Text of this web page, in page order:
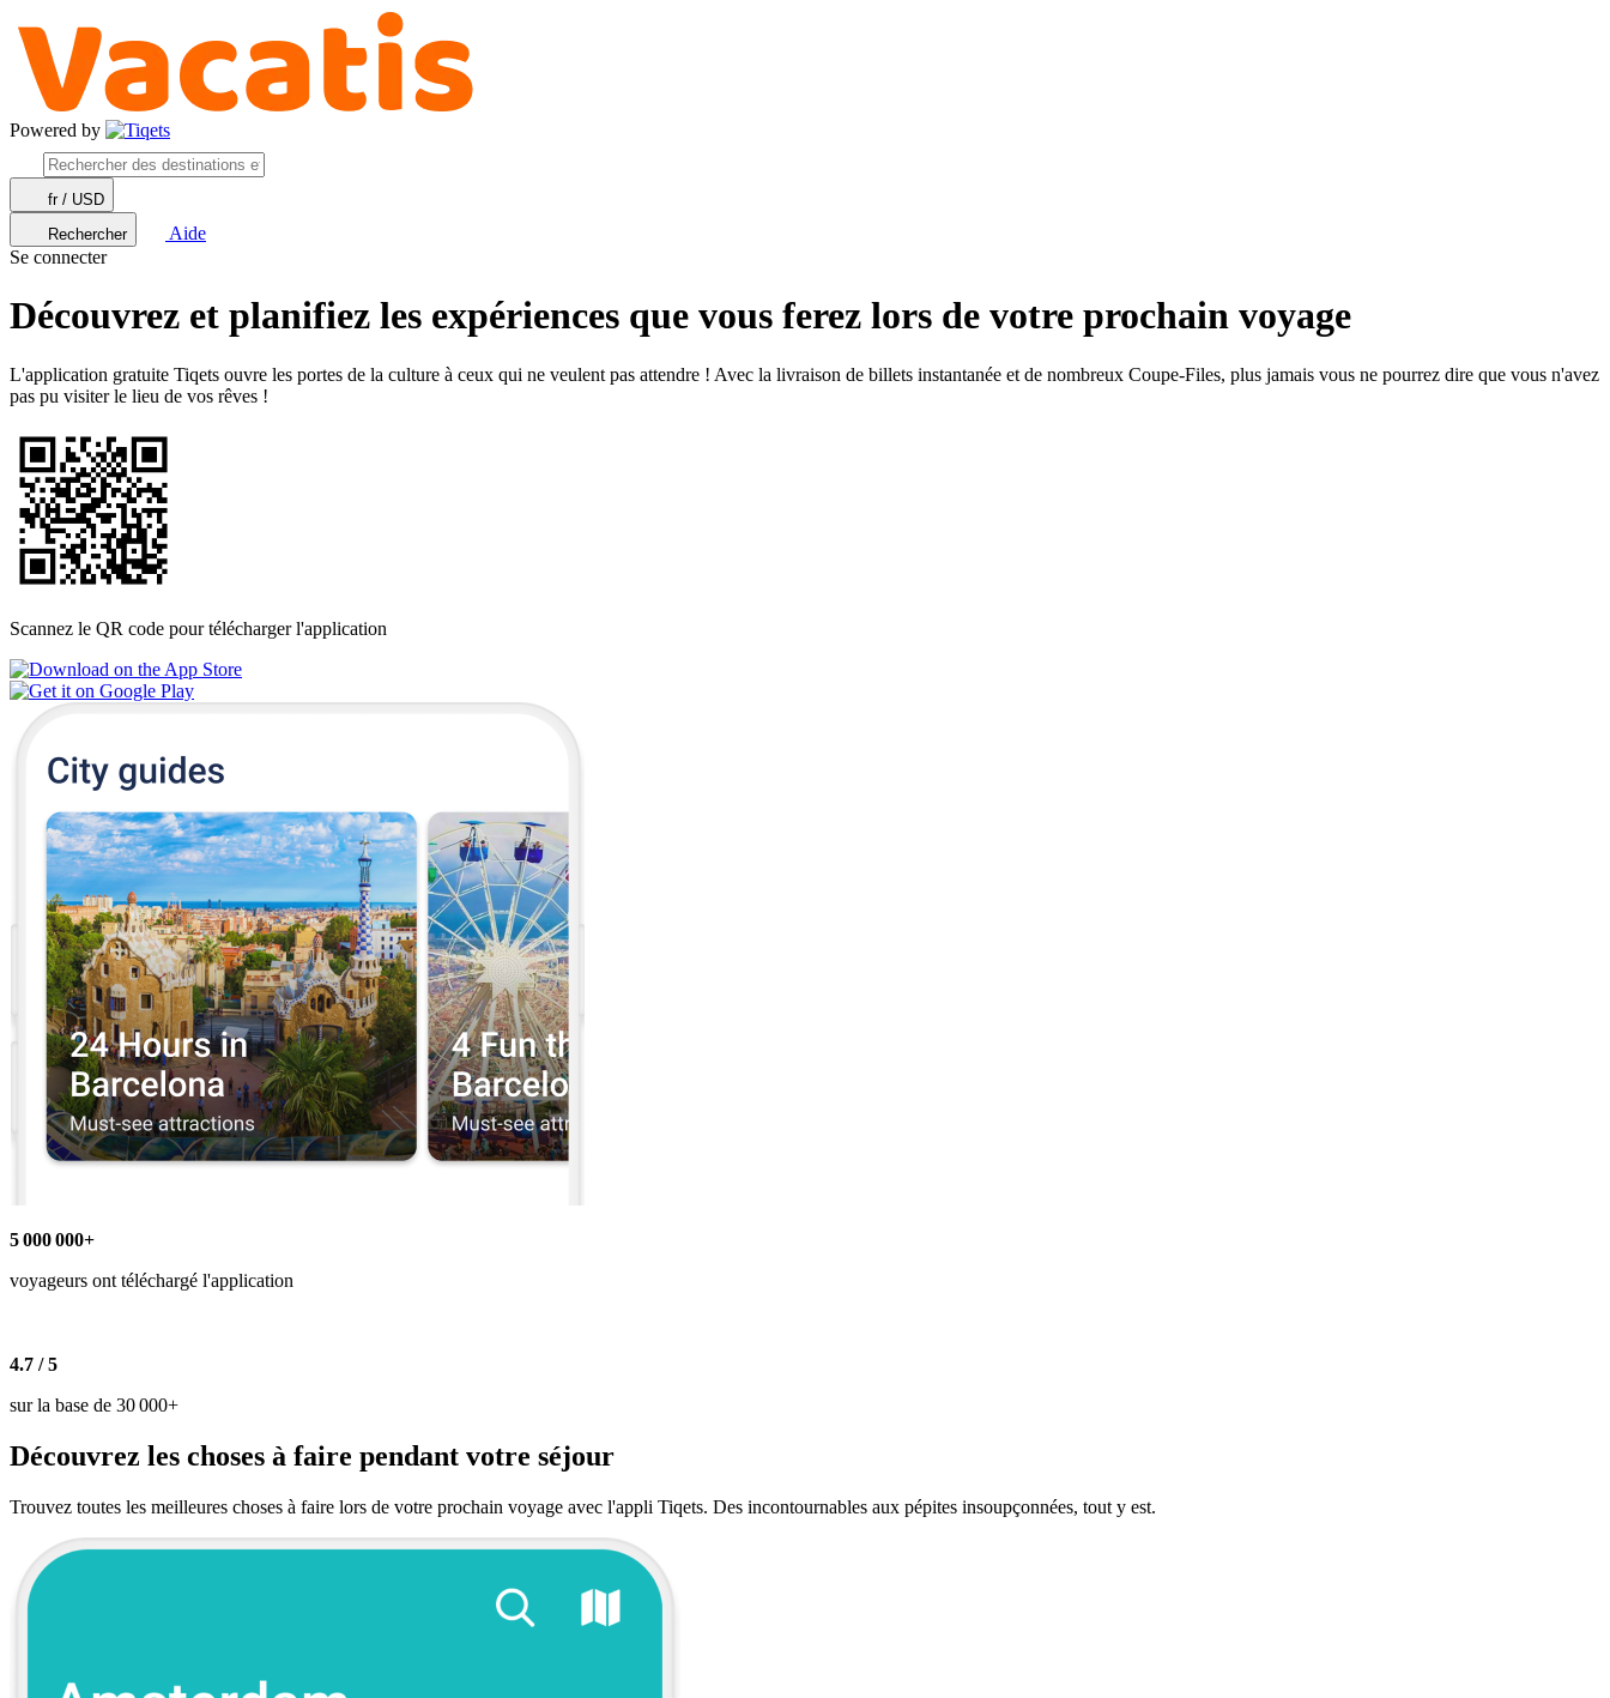
Powered by
fr / USD
Rechercher
Aide
Se connecter
Découvrez et planifiez les expériences que vous ferez lors de votre prochain voyage
L'application gratuite Tiqets ouvre les portes de la culture à ceux qui ne veulent pas attendre ! Avec la livraison de billets instantanée et de nombreux Coupe-Files, plus jamais vous ne pourrez dire que vous n'avez
pas pu visiter le lieu de vos rêves !
Scannez le QR code pour télécharger l'application
5 000 000+
voyageurs ont téléchargé l'application
4.7 / 5
sur la base de 30 000+
Découvrez les choses à faire pendant votre séjour
Trouvez toutes les meilleures choses à faire lors de votre prochain voyage avec l'appli Tiqets. Des incontournables aux pépites insoupçonnées, tout y est.